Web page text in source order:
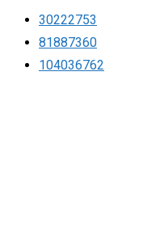
30222753
81887360
104036762